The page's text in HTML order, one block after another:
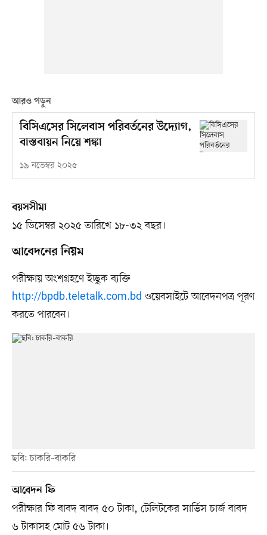
আরও পড়ুন
বিসিএসের সিলেবাস পরিবর্তনের উদ্যোগ,
বাস্তবায়ন নিয়ে শঙ্কা
১৯ নভেম্বর ২০২৫
বয়সসীমা
১৫ ডিসেম্বর ২০২৫ তারিখে ১৮-৩২ বছর।
আবেদনের নিয়ম
পরীক্ষায় অংশগ্রহণে ইচ্ছুক ব্যক্তি
http://bpdb.teletalk.com.bd ওয়েবসাইটে আবেদনপত্র পূরণ
করতে পারবেন।
ছবি: চাকরি–বাকরি
আবেদন ফি
পরীক্ষার ফি বাবদ বাবদ ৫০ টাকা, টেলিটকের সার্ভিস চার্জ বাবদ
৬ টাকাসহ মোট ৫৬ টাকা।